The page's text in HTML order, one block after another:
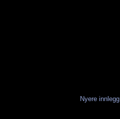
Nyere innlegg